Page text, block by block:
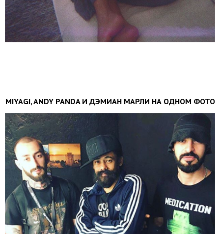
MIYAGI, ANDY PANDA И ДЭМИАН МАРЛИ НА ОДНОМ ФОТО